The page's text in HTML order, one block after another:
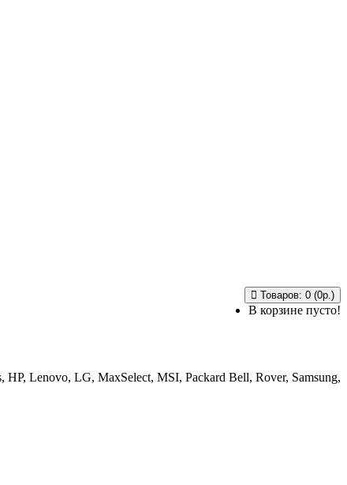
Товаров: 0 (0р.)
В корзине пусто!
Lenovo, LG, MaxSelect, MSI, Packard Bell, Rover, Samsung,